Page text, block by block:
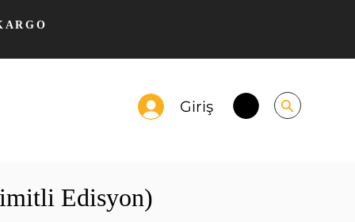
Giriş
Edisyon)